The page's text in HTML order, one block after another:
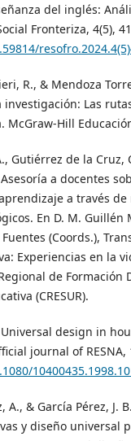
del inglés:
Fronteriza, 4(5),
R., & Mendoza
investigación: Las
McGraw-Hill
Gutiérrez de la Cruz,
a docentes
a través de
En D. M. Guillén
Fuentes (Coords.),
Experiencias en la
de Formación
(CRESUR).
Universal design in
journal of RESNA,
& García Pérez, J.
y diseño universal